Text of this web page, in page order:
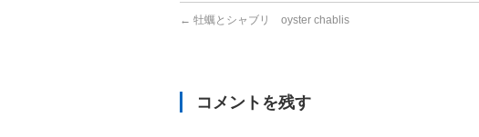
← 牡蠣とシャブリ oyster chablis
コメントを残す